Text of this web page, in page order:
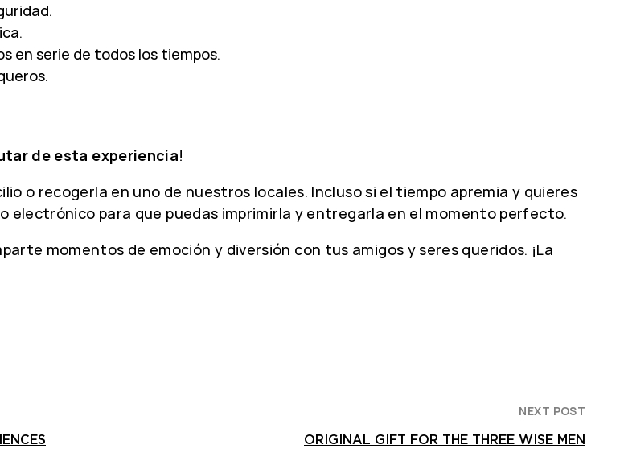
en serie de todos los tiempos.
de esta experiencia!
o recogerla en uno de nuestros locales. Incluso si el tiempo apremia y quieres
electrónico para que puedas imprimirla y entregarla en el momento perfecto.
momentos de emoción y diversión con tus amigos y seres queridos. ¡La
NEXT POST
ORIGINAL GIFT FOR THE THREE WISE MEN